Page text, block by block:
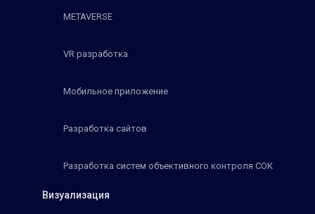
METAVERSE
VR разработка
Мобильное приложение
Разработка сайтов
Разработка систем объективного контроля СОК
Визуализация